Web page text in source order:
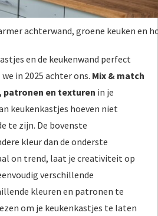
achterwand, groene keuken en
en de keukenwand perfect
in 2025 achter ons. Mix & match
patronen en texturen in je
keukenkastjes hoeven niet
te zijn. De bovenste
kleur dan de onderste
on trend, laat je creativiteit op
verschillende
kleuren en patronen te
om je keukenkastjes te laten